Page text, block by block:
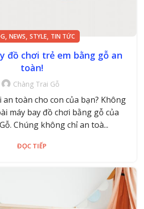
, NEWS, STYLE, TIN TỨC
đồ chơi trẻ em bằng gỗ an
toàn!
Chàng Trai Gỗ
toàn cho con của bạn? Không
máy bay đồ chơi bằng gỗ của
Chúng không chỉ an toà...
ĐỌC TIẾP